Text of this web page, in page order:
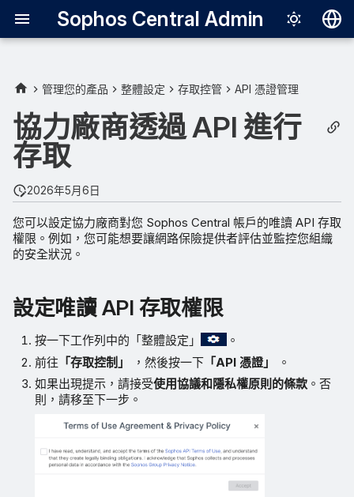
Sophos Central Admin
English
Español
Français
日本語
한국어
設定唯讀 API 存取權限
資料區域的 API 主機
共用內容
管理您的產品 整體設定 存取控管 API 憑證管理
協力廠商透過 API 進行
存取
2026年5月6日
您可以設定協力廠商對您 Sophos Central 帳戶的唯讀 API 存取
權限。例如，您可能想要讓網路保險提供者評估並監控您組織
的安全狀況。
設定唯讀 API 存取權限
按一下工作列中的「整體設定」
。
前往 「存取控制」 ，然後按一下 「API 憑證」
。
如果出現提示，請接受使用協議和隱私權原則的條款 。否
則，請移至下一步。